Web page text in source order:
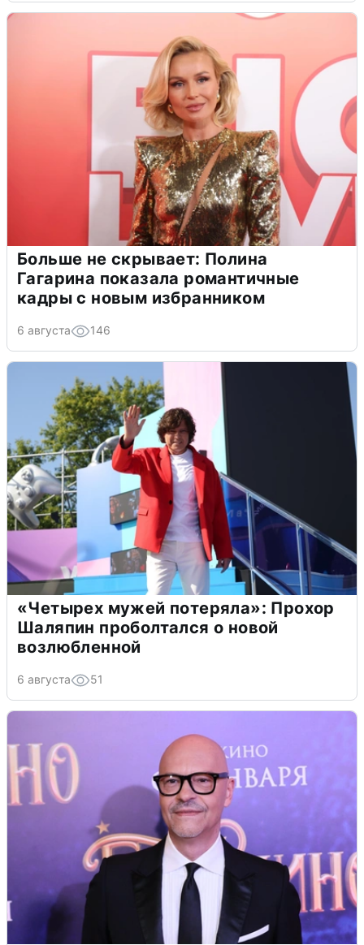
Больше не скрывает: Полина
Гагарина показала романтичные
кадры с новым избранником
6 августа 146
«Четырех мужей потеряла»: Прохор
Шаляпин проболтался о новой
возлюбленной
6 августа 51